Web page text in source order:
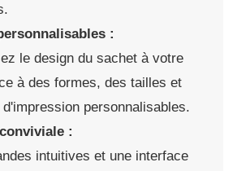
:
le design du sachet à votre
à des formes, des tailles et
personnalisables.
:
intuitives et une interface